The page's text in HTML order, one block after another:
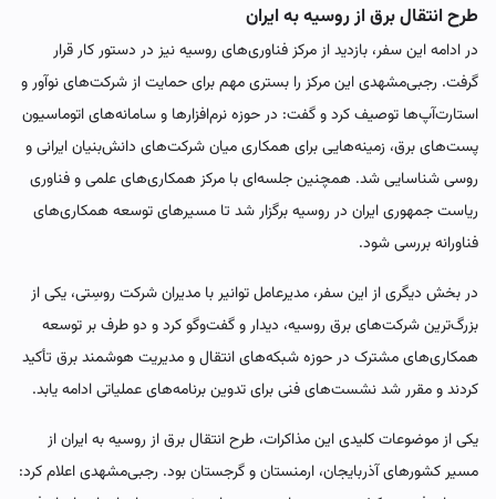
طرح انتقال برق از روسیه به ایران
در ادامه این سفر، بازدید از مرکز فناوری‌های روسیه نیز در دستور کار قرار
گرفت. رجبی‌مشهدی این مرکز را بستری مهم برای حمایت از شرکت‌های نوآور و
استارت‌آپ‌ها توصیف کرد و گفت: در حوزه نرم‌افزارها و سامانه‌های اتوماسیون
پست‌های برق، زمینه‌هایی برای همکاری میان شرکت‌های دانش‌بنیان ایرانی و
روسی شناسایی شد. همچنین جلسه‌ای با مرکز همکاری‌های علمی و فناوری
ریاست جمهوری ایران در روسیه برگزار شد تا مسیرهای توسعه همکاری‌های
فناورانه بررسی شود.
در بخش دیگری از این سفر، مدیرعامل توانیر با مدیران شرکت روسِتی، یکی از
بزرگ‌ترین شرکت‌های برق روسیه، دیدار و گفت‌وگو کرد و دو طرف بر توسعه
همکاری‌های مشترک در حوزه شبکه‌های انتقال و مدیریت هوشمند برق تأکید
کردند و مقرر شد نشست‌های فنی برای تدوین برنامه‌های عملیاتی ادامه یابد.
یکی از موضوعات کلیدی این مذاکرات، طرح انتقال برق از روسیه به ایران از
مسیر کشورهای آذربایجان، ارمنستان و گرجستان بود. رجبی‌مشهدی اعلام کرد: